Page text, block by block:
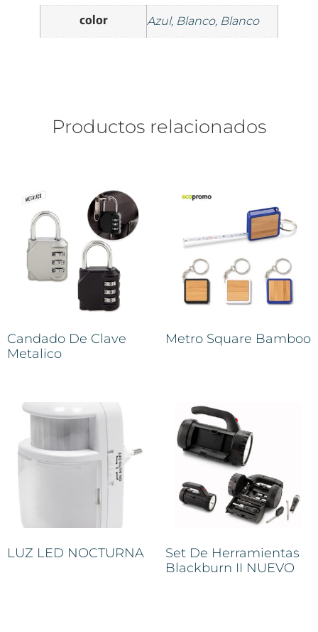
color Azul, Blanco, Blanco
Productos relacionados
Candado De Clave
Metalico
Metro Square Bamboo
LUZ LED NOCTURNA
Set De Herramientas
Blackburn II NUEVO